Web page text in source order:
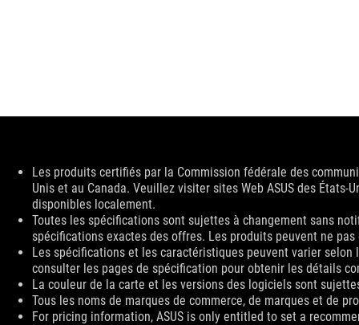
Disclaimer
Les produits certifiés par la Commission fédérale des
Unis et au Canada. Veuillez visiter sites Web ASUS des
disponibles localement.
Toutes les spécifications sont sujettes à changement sans
spécifications exactes des offres. Les produits peuvent ne
Les spécifications et les caractéristiques peuvent varier
consulter les pages de spécification pour obtenir les détails
La couleur de la carte et les versions des logiciels sont
Tous les noms de marques de commerce, de marques et de
For pricing information, ASUS is only entitled to set a